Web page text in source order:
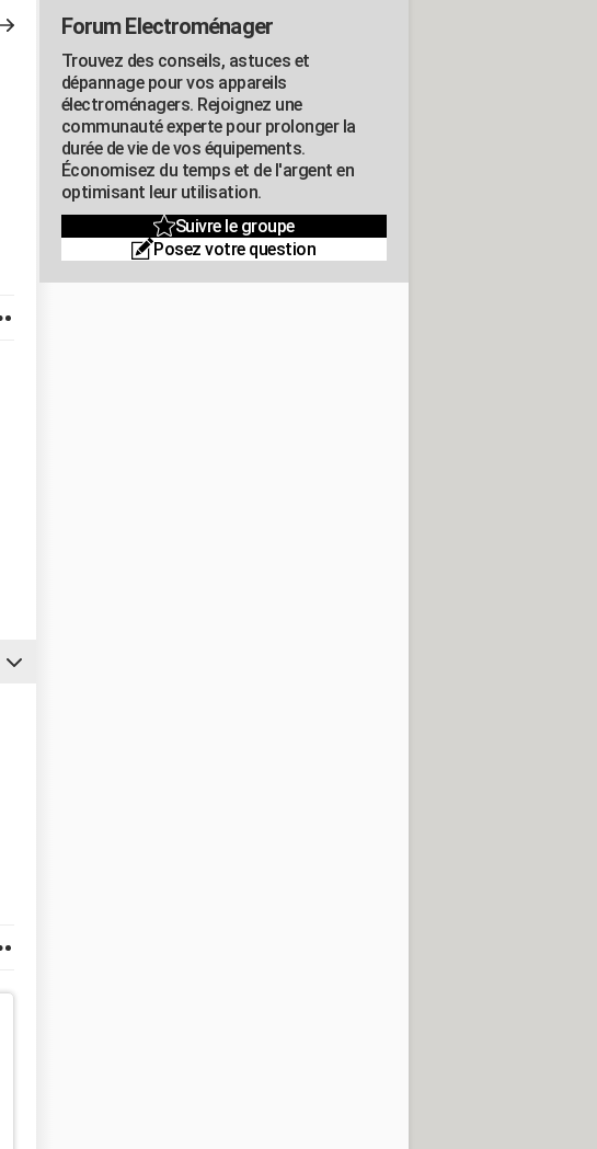
Forum Electroménager
Trouvez des conseils, astuces et
dépannage pour vos appareils
électroménagers. Rejoignez une
communauté experte pour prolonger la
durée de vie de vos équipements.
Économisez du temps et de l'argent en
optimisant leur utilisation.
Suivre le groupe
Posez votre question